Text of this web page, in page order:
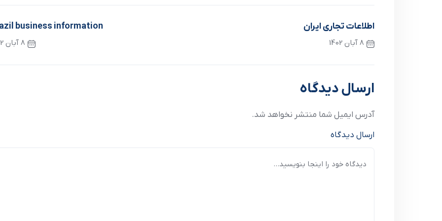
اطلاعات تجاري ايران
8 آبان 1402
business information
8 آبان 1402
ارسال دیدگاه
آدرس ایمیل شما منتشر نخواهد شد.
ارسال دیدگاه